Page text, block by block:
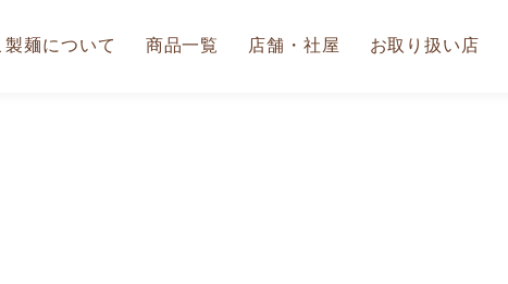
製麺について 商品一覧 店舗・社屋 お取り扱い店